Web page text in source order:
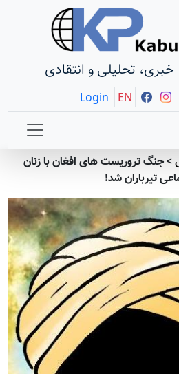
خبری، تحلیلی و انتقادی
Login EN
>جنگ تروریست های افغان با زنان
تیرباران شد!